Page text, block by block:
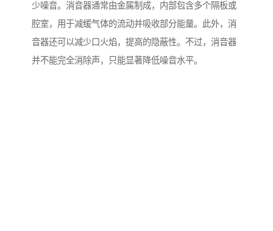
少噪音。消音器通常由金属制成，内部包含多个隔板或
腔室，用于减缓气体的流动并吸收部分能量。此外，消
音器还可以减少口火焰，提高的隐蔽性。不过，消音器
并不能完全消除声，只能显著降低噪音水平。